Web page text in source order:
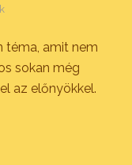
téma, amit nem
sokan még
az előnyökkel.